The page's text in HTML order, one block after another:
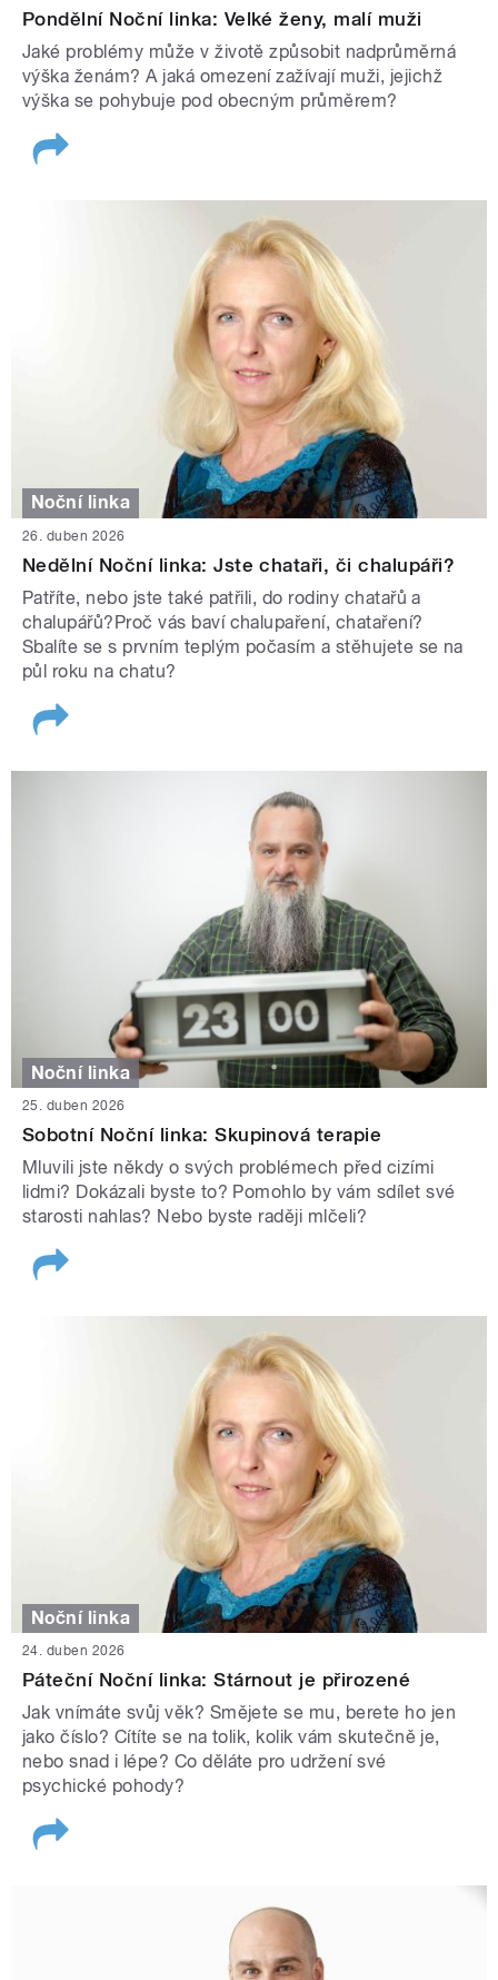
Pondělní Noční linka: Velké ženy, malí muži
Jaké problémy může v životě způsobit nadprůměrná
výška ženám? A jaká omezení zažívají muži, jejichž
výška se pohybuje pod obecným průměrem?
Noční linka
26. duben 2026
Nedělní Noční linka: Jste chataři, či chalupáři?
Patříte, nebo jste také patřili, do rodiny chatařů a
chalupářů?Proč vás baví chalupaření, chataření?
Sbalíte se s prvním teplým počasím a stěhujete se na
půl roku na chatu?
Noční linka
25. duben 2026
Sobotní Noční linka: Skupinová terapie
Mluvili jste někdy o svých problémech před cizími
lidmi? Dokázali byste to? Pomohlo by vám sdílet své
starosti nahlas? Nebo byste raději mlčeli?
Noční linka
24. duben 2026
Páteční Noční linka: Stárnout je přirozené
Jak vnímáte svůj věk? Smějete se mu, berete ho jen
jako číslo? Cítíte se na tolik, kolik vám skutečně je,
nebo snad i lépe? Co děláte pro udržení své
psychické pohody?